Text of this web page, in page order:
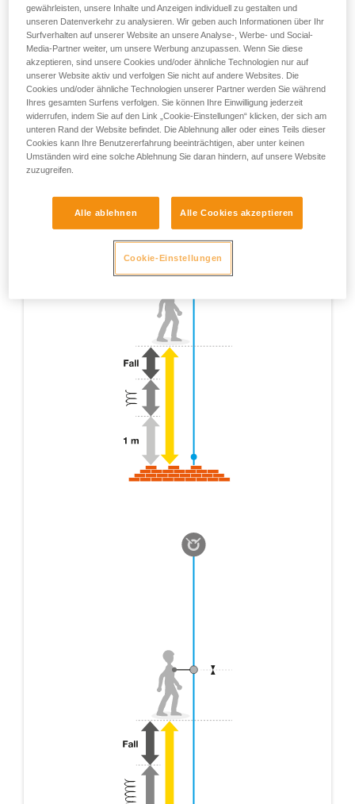
die Aufreißlänge des Falldämpfers: Beide Elemente
vergrößern den Sturzraum.
Halten Sie das ASAP oder ASAP LOCK soweit wie möglich
oberhalb des Befestigungspunkts Ihres Gurts
gewährleisten, unsere Inhalte und Anzeigen individuell zu gestalten und
unseren Datenverkehr zu analysieren. Wir geben auch Informationen über Ihr
Surfverhalten auf unserer Website an unsere Analyse-, Werbe- und Social-
Media-Partner weiter, um unsere Werbung anzupassen. Wenn Sie diese
akzeptieren, sind unsere Cookies und/oder ähnliche Technologien nur auf
unserer Website aktiv und verfolgen Sie nicht auf andere Websites. Die
Cookies und/oder ähnliche Technologien unserer Partner werden Sie während
Ihres gesamten Surfens verfolgen. Sie können Ihre Einwilligung jederzeit
widerrufen, indem Sie auf den Link „Cookie-Einstellungen“ klicken, der sich am
unteren Rand der Website befindet. Die Ablehnung aller oder eines Teils dieser
Cookies kann Ihre Benutzererfahrung beeinträchtigen, aber unter keinen
Umständen wird eine solche Ablehnung Sie daran hindern, auf unsere Website
zuzugreifen.
Alle ablehnen Alle Cookies akzeptieren
Cookie-Einstellungen